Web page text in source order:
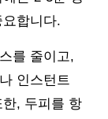
합니다.
를 줄이고,
인스턴트
, 두피를 항